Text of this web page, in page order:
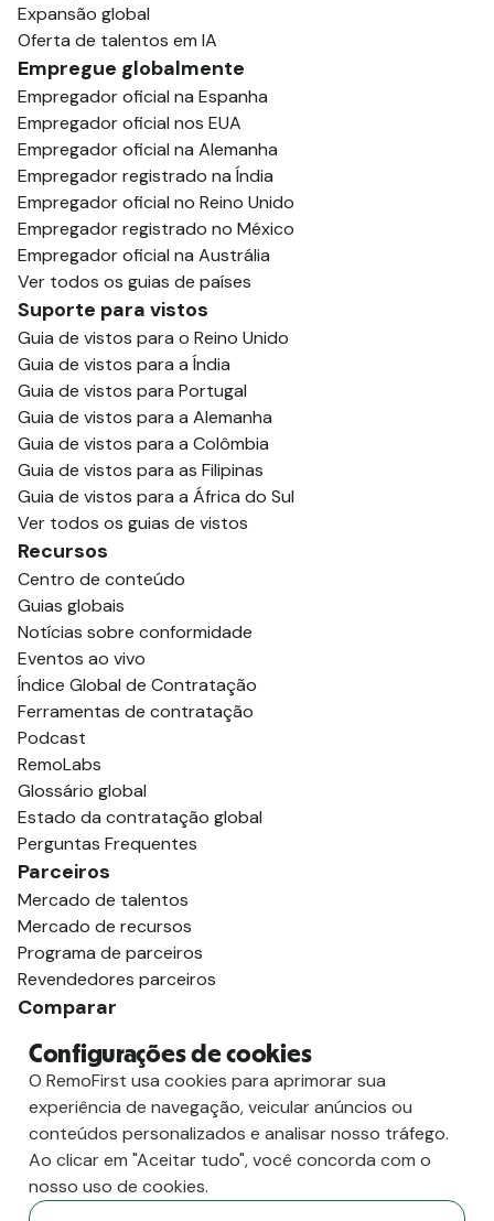
Expansão global
Oferta de talentos em IA
Empregue globalmente
Empregador oficial na Espanha
Empregador oficial nos EUA
Empregador oficial na Alemanha
Empregador registrado na Índia
Empregador oficial no Reino Unido
Empregador registrado no México
Empregador oficial na Austrália
Ver todos os guias de países
Suporte para vistos
Guia de vistos para o Reino Unido
Guia de vistos para a Índia
Guia de vistos para Portugal
Guia de vistos para a Alemanha
Guia de vistos para a Colômbia
Guia de vistos para as Filipinas
Guia de vistos para a África do Sul
Ver todos os guias de vistos
Recursos
Centro de conteúdo
Guias globais
Notícias sobre conformidade
Eventos ao vivo
Índice Global de Contratação
Ferramentas de contratação
Podcast
RemoLabs
Glossário global
Estado da contratação global
Perguntas Frequentes
Parceiros
Mercado de talentos
Mercado de recursos
Programa de parceiros
Revendedores parceiros
Comparar
vs. Remoto
vs. Oyster
vs. Multiplicador
Configurações de cookies
O RemoFirst usa cookies para aprimorar sua
experiência de navegação, veicular anúncios ou
conteúdos personalizados e analisar nosso tráfego.
Ao clicar em "Aceitar tudo", você concorda com o
nosso uso de cookies.